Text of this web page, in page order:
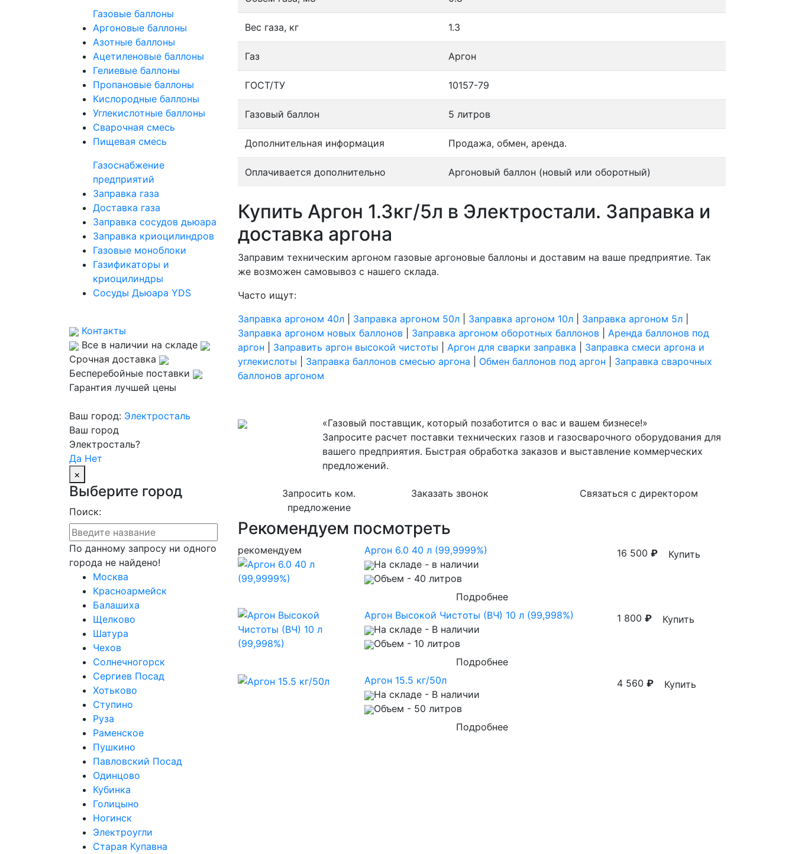
Газовые баллоны
Аргоновые баллоны
Азотные баллоны
Ацетиленовые баллоны
Гелиевые баллоны
Пропановые баллоны
Кислородные баллоны
Углекислотные баллоны
Сварочная смесь
Пищевая смесь
Газоснабжение
предприятий
Заправка газа
Доставка газа
Заправка сосудов дьюара
Заправка криоцилиндров
Газовые моноблоки
Газификаторы и
криоцилиндры
Сосуды Дьюара YDS
Контакты
Все в наличии на складе
Срочная доставка
Бесперебойные поставки
Гарантия лучшей цены
Ваш город: Электросталь
Ваш город
Электросталь?
Да Нет
×
Выберите город
Поиск:
По данному запросу ни одного
города не найдено!
Москва
Красноармейск
Балашиха
Щелково
Шатура
Чехов
Солнечногорск
Сергиев Посад
Хотьково
Ступино
Руза
Раменское
Пушкино
Павловский Посад
Одинцово
Кубинка
Голицыно
Ногинск
Электроугли
Старая Купавна
Вес газа, кг 1.3
Газ Аргон
ГОСТ/ТУ 10157-79
Газовый баллон 5 литров
Дополнительная информация Продажа, обмен, аренда.
Оплачивается дополнительно Аргоновый баллон (новый или оборотный)
Купить Аргон 1.3кг/5л в Электростали. Заправка и
доставка аргона
Заправим техническим аргоном газовые аргоновые баллоны и доставим на ваше предприятие. Так
же возможен самовывоз с нашего склада.
Часто ищут:
Заправка аргоном 40л
Заправка аргоном 50л Заправка аргоном 10л Заправка аргоном 5л
Заправка аргоном новых баллонов
Заправка аргоном оборотных баллонов
Аренда баллонов под
аргон
Заправить аргон высокой чистоты Аргон для сварки заправка
Заправка смеси аргона и
углекислоты
Заправка баллонов смесью аргона Обмен баллонов под аргон
Заправка сварочных
баллонов аргоном
«Газовый поставщик, который позаботится о вас и вашем бизнесе!»
Запросите расчет поставки технических газов и газосварочного оборудования для
вашего предприятия. Быстрая обработка заказов и выставление коммерческих
предложений.
Запросить ком.
предложение
Заказать звонок Связаться с директором
Рекомендуем посмотреть
рекомендуем
Аргон 6.0 40 л (99,9999%)
На складе- в наличии
Объем - 40 литров
Подробнее
16 500₽ Купить
Аргон Высокой Чистоты (ВЧ) 10 л (99,998%)
На складе- В наличии
Объем - 10 литров
Подробнее
1 800₽ Купить
Аргон 15.5 кг/50л
На складе- В наличии
Объем - 50 литров
Подробнее
4 560₽ Купить